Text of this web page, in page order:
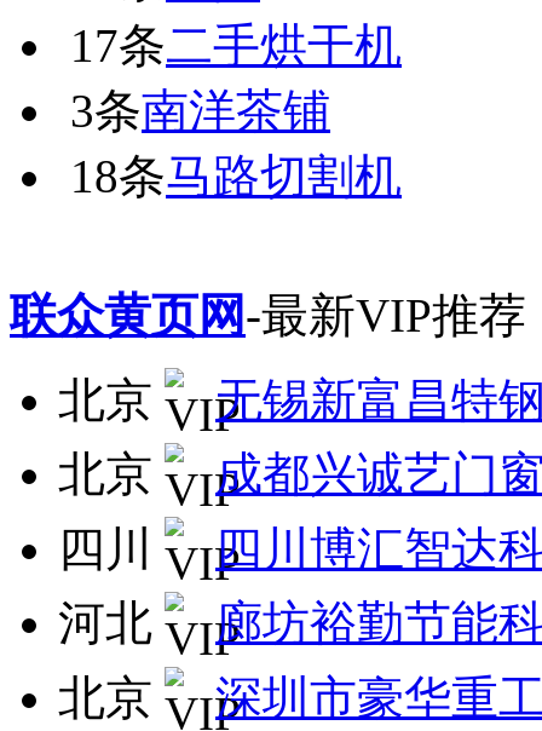
17条二手烘干机
3条南洋茶铺
18条马路切割机
联众黄页网-最新VIP推荐
北京
无锡新富昌特
北京
成都兴诚艺门
四川
四川博汇智达
河北
廊坊裕勤节能
北京
深圳市豪华重